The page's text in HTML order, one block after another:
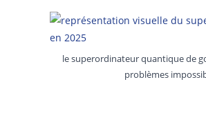
le superordinateur quantique de
problèmes